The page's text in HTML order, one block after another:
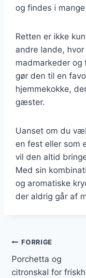
og findes i
Retten er ikke
andre lande,
madmarkeder og
gør den til en
hjemmekokke,
gæster.
Uanset om du
en fest eller som
vil den altid
Med sin
og aromatiske
der aldrig går af
FORRIGE
Porchetta og
citronskal for